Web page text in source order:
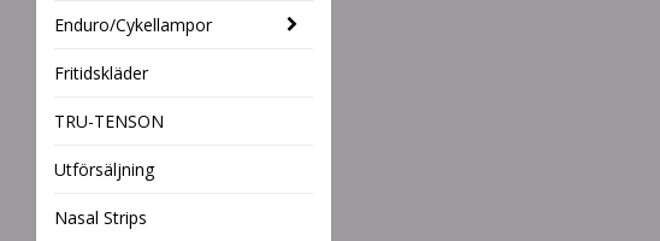
Enduro/Cykellampor
Fritidskläder
TRU-TENSON
Utförsäljning
Nasal Strips